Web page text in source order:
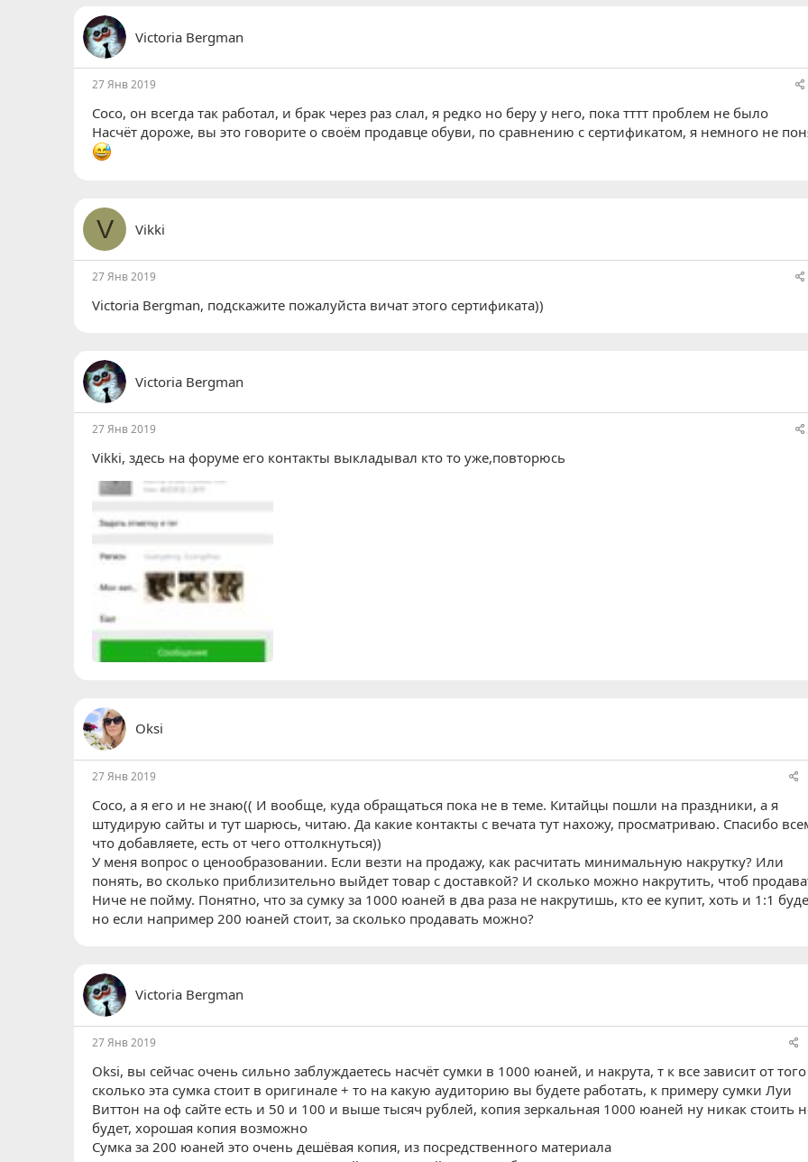
Victoria Bergman
27 Янв 2019
Coco, он всегда так работал, и брак через раз слал, я редко но беру у него, пока тттт проблем не было
Насчёт дороже, вы это говорите о своём продавце обуви, по сравнению с сертификатом, я немного не
V Vikki
27 Янв 2019
Victoria Bergman, подскажите пожалуйста вичат этого сертификата))
Victoria Bergman
27 Янв 2019
Vikki, здесь на форуме его контакты выкладывал кто то уже,повторюсь
Oksi
27 Янв 2019
Coco, а я его и не знаю(( И вообще, куда обращаться пока не в теме. Китайцы пошли на праздники, а я
штудирую сайты и тут шарюсь, читаю. Да какие контакты с вечата тут нахожу, просматриваю. Спасибо
что добавляете, есть от чего оттолкнуться))
У меня вопрос о ценообразовании. Если везти на продажу, как расчитать минимальную накрутку? Или
понять, во сколько приблизительно выйдет товар с доставкой? И сколько можно накрутить, чтоб
Ниче не пойму. Понятно, что за сумку за 1000 юаней в два раза не накрутишь, кто ее купит, хоть и 1:1
но если например 200 юаней стоит, за сколько продавать можно?
Victoria Bergman
27 Янв 2019
Oksi, вы сейчас очень сильно заблуждаетесь насчёт сумки в 1000 юаней, и накрута, т к все зависит от того
сколько эта сумка стоит в оригинале + то на какую аудиторию вы будете работать, к примеру сумки Луи
Виттон на оф сайте есть и 50 и 100 и выше тысяч рублей, копия зеркальная 1000 юаней ну никак стоить
будет, хорошая копия возможно
Сумка за 200 юаней это очень дешёвая копия, из посредственного материала